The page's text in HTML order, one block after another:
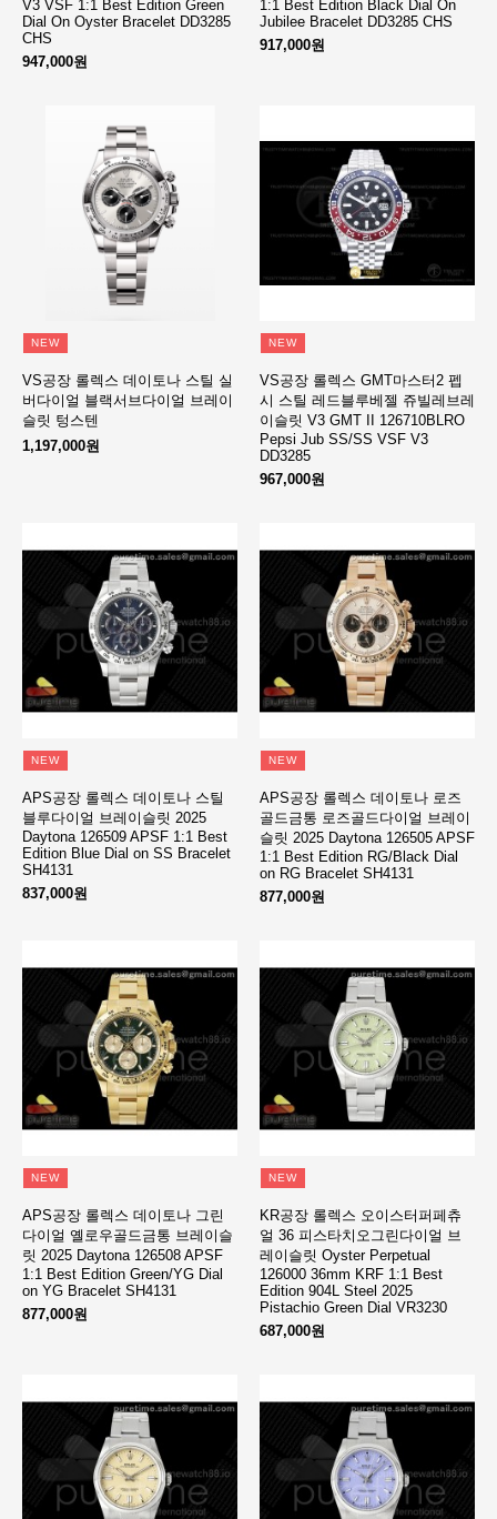
V3 VSF 1:1 Best Edition Green
Dial On Oyster Bracelet DD3285
CHS
947,000원
1:1 Best Edition Black Dial On
Jubilee Bracelet DD3285 CHS
917,000원
NEW
VS공장 롤렉스 데이토나 스틸 실
버다이얼 블랙서브다이얼 브레이
슬릿 텅스텐
1,197,000원
NEW
VS공장 롤렉스 GMT마스터2 펩
시 스틸 레드블루베젤 쥬빌레브레
이슬릿 V3 GMT II 126710BLRO
Pepsi Jub SS/SS VSF V3
DD3285
967,000원
NEW
APS공장 롤렉스 데이토나 스틸
블루다이얼 브레이슬릿 2025
Daytona 126509 APSF 1:1 Best
Edition Blue Dial on SS Bracelet
SH4131
837,000원
NEW
APS공장 롤렉스 데이토나 로즈
골드금통 로즈골드다이얼 브레이
슬릿 2025 Daytona 126505 APSF
1:1 Best Edition RG/Black Dial
on RG Bracelet SH4131
877,000원
NEW
APS공장 롤렉스 데이토나 그린
다이얼 옐로우골드금통 브레이슬
릿 2025 Daytona 126508 APSF
1:1 Best Edition Green/YG Dial
on YG Bracelet SH4131
877,000원
NEW
KR공장 롤렉스 오이스터퍼페츄
얼 36 피스타치오그린다이얼 브
레이슬릿 Oyster Perpetual
126000 36mm KRF 1:1 Best
Edition 904L Steel 2025
Pistachio Green Dial VR3230
687,000원